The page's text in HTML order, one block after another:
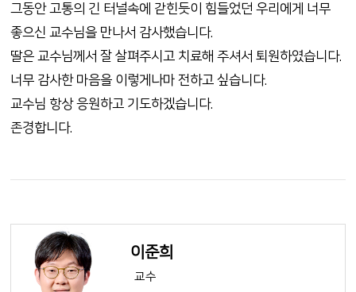
그동안 고통의 긴 터널속에 갇힌듯이 힘들었던 우리에게 너무
좋으신 교수님을 만나서 감사했습니다.
딸은 교수님께서 잘 살펴주시고 치료해 주셔서 퇴원하였습니다.
너무 감사한 마음을 이렇게나마 전하고 싶습니다.
교수님 항상 응원하고 기도하겠습니다.
존경합니다.
이준희
교수